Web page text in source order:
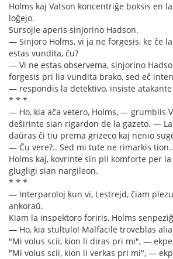
Holms kaj Vatson koncentriĝe boksis en
loĝejo.
Sursojle aperis sinjorino Hadson.
— Sinjoro Holms, vi ja ne forgesis, ke ĉe
estas vundita, ĉu?
— Vi ne estas observema, sinjorino
forgesis pri lia vundita brako, sed eĉ
— respondis la detektivo, insiste atakante
* * *
— Ho, kia aĉa vetero, Holms, — grumblis
deŝirinte sian rigardon de la gazeto. —
daŭras ĉi tiu prema grizeco kaj nenio
— Ĉu vere?.. Sed mi tute ne rimarkis
Holms kaj, kovrinte sin pli komforte per
glugligi sian nargileon.
* * *
— Interparoloj kun vi, Lestrejd, ĉiam
ankoraŭ.
Kiam la inspektoro foriris, Holms
— Ho, kia stultulo! Malfacile troveblas
"Mi volus scii, kion li diras pri mi", —
"Mi volus scii, kion li verkas pri mi", —